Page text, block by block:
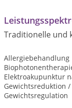
Traditionelle und
Allergiebehandlung
Elektroakupunktur
Gewichtsreduktion /
Gewichtsregulation